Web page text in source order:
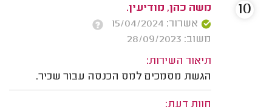
משה כהן, מודיעין.
אשרור: 15/04/2024
משוב: 28/09/2023
תיאור השירות:
הגשת מסמכים למס הכנסה עבור שכיר.
חוות דעת:
10